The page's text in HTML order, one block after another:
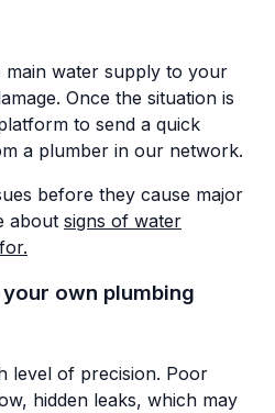
main water supply to your
Once the situation is
to send a quick
a plumber in our network.
before they cause major
about signs of water
own plumbing
level of precision. Poor
hidden leaks, which may